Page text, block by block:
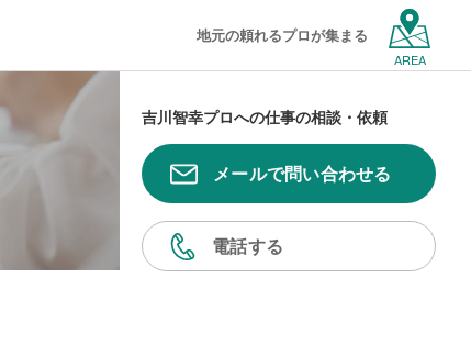
地元の頼れるプロが集まる
AREA
吉川智幸プロへの仕事の相談・依頼
メールで問い合わせる
電話する